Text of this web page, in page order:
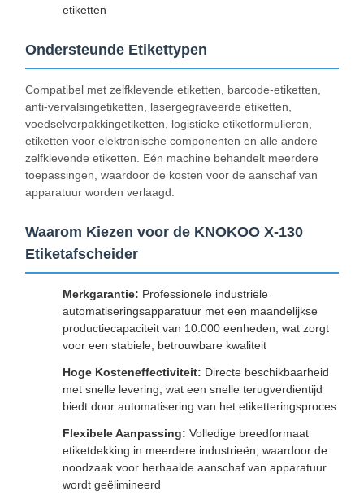
etiketten
Ondersteunde Etikettypen
Compatibel met zelfklevende etiketten, barcode-etiketten,
anti-vervalsingetiketten, lasergegraveerde etiketten,
voedselverpakkingetiketten, logistieke etiketformulieren,
etiketten voor elektronische componenten en alle andere
zelfklevende etiketten. Eén machine behandelt meerdere
toepassingen, waardoor de kosten voor de aanschaf van
apparatuur worden verlaagd.
Waarom Kiezen voor de KNOKOO X-130
Etiketafscheider
Merkgarantie: Professionele industriële
automatiseringsapparatuur met een maandelijkse
productiecapaciteit van 10.000 eenheden, wat zorgt
voor een stabiele, betrouwbare kwaliteit
Hoge Kosteneffectiviteit: Directe beschikbaarheid
met snelle levering, wat een snelle terugverdientijd
biedt door automatisering van het etiketteringsproces
Flexibele Aanpassing: Volledige breedformaat
etiketdekking in meerdere industrieën, waardoor de
noodzaak voor herhaalde aanschaf van apparatuur
wordt geëlimineerd